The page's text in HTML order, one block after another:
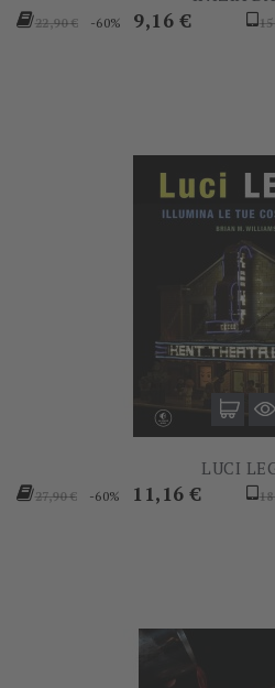
Prezzo
22,90 € -60% Prezzo
9,16 €
LUCI
Prezzo
27,90 € -60% Prezzo
11,16 €